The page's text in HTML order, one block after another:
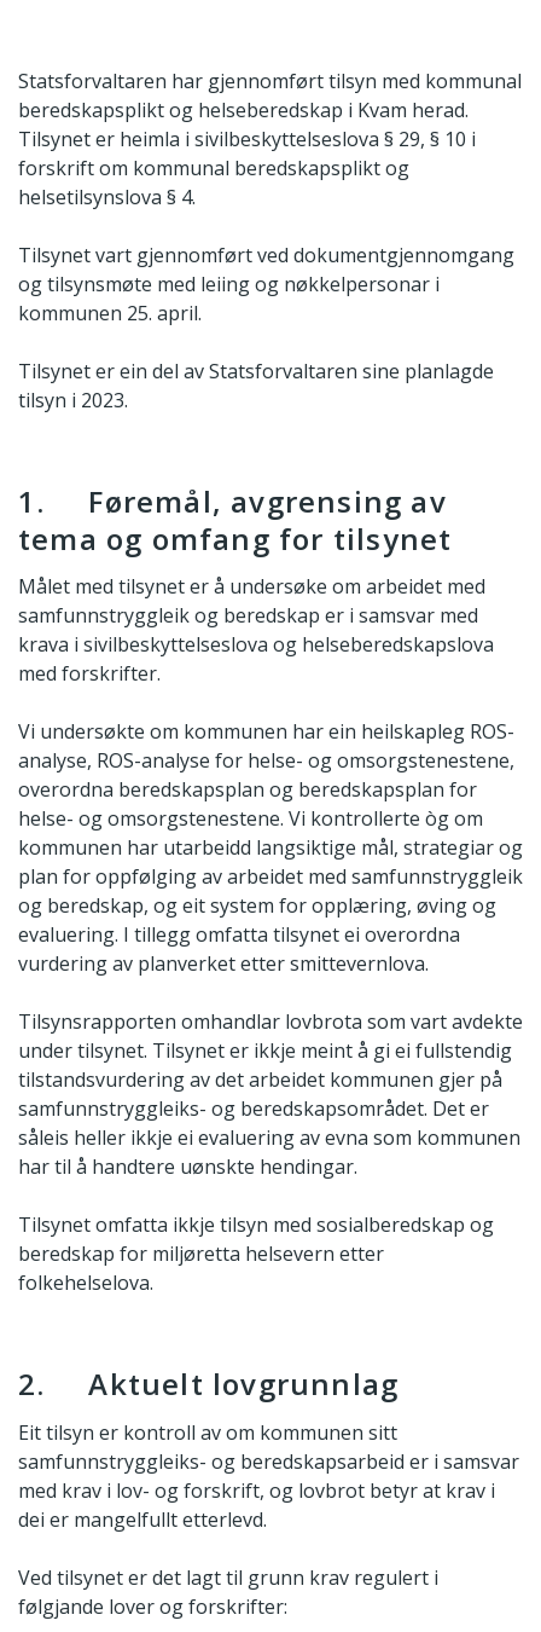
Statsforvaltaren har gjennomført tilsyn med kommunal
beredskapsplikt og helseberedskap i Kvam herad.
Tilsynet er heimla i sivilbeskyttelseslova § 29, § 10 i
forskrift om kommunal beredskapsplikt og
helsetilsynslova § 4.
Tilsynet vart gjennomført ved dokumentgjennomgang
og tilsynsmøte med leiing og nøkkelpersonar i
kommunen 25. april.
Tilsynet er ein del av Statsforvaltaren sine planlagde
tilsyn i 2023.
1. Føremål, avgrensing av
tema og omfang for tilsynet
Målet med tilsynet er å undersøke om arbeidet med
samfunnstryggleik og beredskap er i samsvar med
krava i sivilbeskyttelseslova og helseberedskapslova
med forskrifter.
Vi undersøkte om kommunen har ein heilskapleg ROS-
analyse, ROS-analyse for helse- og omsorgstenestene,
overordna beredskapsplan og beredskapsplan for
helse- og omsorgstenestene. Vi kontrollerte òg om
kommunen har utarbeidd langsiktige mål, strategiar og
plan for oppfølging av arbeidet med samfunnstryggleik
og beredskap, og eit system for opplæring, øving og
evaluering. I tillegg omfatta tilsynet ei overordna
vurdering av planverket etter smittevernlova.
Tilsynsrapporten omhandlar lovbrota som vart avdekte
under tilsynet. Tilsynet er ikkje meint å gi ei fullstendig
tilstandsvurdering av det arbeidet kommunen gjer på
samfunnstryggleiks- og beredskapsområdet. Det er
såleis heller ikkje ei evaluering av evna som kommunen
har til å handtere uønskte hendingar.
Tilsynet omfatta ikkje tilsyn med sosialberedskap og
beredskap for miljøretta helsevern etter
folkehelselova.
2. Aktuelt lovgrunnlag
Eit tilsyn er kontroll av om kommunen sitt
samfunnstryggleiks- og beredskapsarbeid er i samsvar
med krav i lov- og forskrift, og lovbrot betyr at krav i
dei er mangelfullt etterlevd.
Ved tilsynet er det lagt til grunn krav regulert i
følgjande lover og forskrifter: